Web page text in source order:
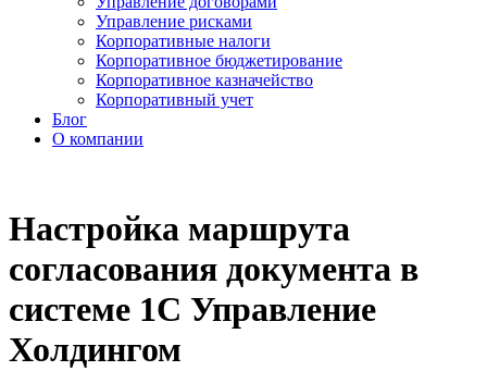
Управление рисками
Корпоративные налоги
Корпоративное бюджетирование
Корпоративное казначейство
Корпоративный учет
Блог
О компании
Настройка маршрута
согласования документа в
системе 1С Управление
Холдингом